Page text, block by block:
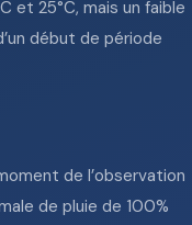
et 25°C, mais un faible
début de période
de l’observation
de pluie de 100%